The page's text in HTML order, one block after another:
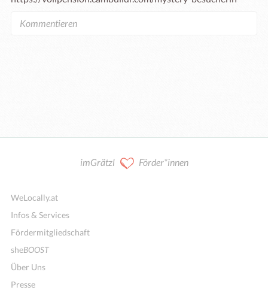
imGrätzl Förder*innen
WeLocally.at
Infos & Services
Fördermitgliedschaft
sheBOOST
Über Uns
Presse